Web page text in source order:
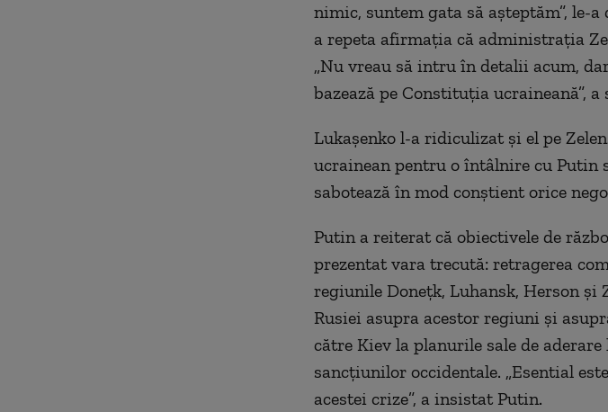
nimic, suntem gata să așteptăm”,
a repeta afirmația că administrația
„Nu vreau să intru în detalii acum,
bazează pe Constituția ucraineană”, a
Lukașenko l-a ridiculizat și el pe
ucrainean pentru o întâlnire cu
sabotează în mod conștient orice
Putin a reiterat că obiectivele de
prezentat vara trecută: retragerea
regiunile Donețk, Luhansk, Herson
Rusiei asupra acestor regiuni și
către Kiev la planurile sale de
sancțiunilor occidentale. „Esential
acestei crize”, a insistat Putin.